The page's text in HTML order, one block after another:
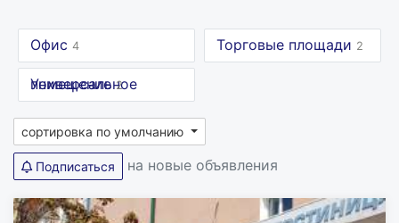
Офис 4 Торговые площади 2
Универсальное помещение2
сортировка по умолчанию
Подписаться на новые объявления